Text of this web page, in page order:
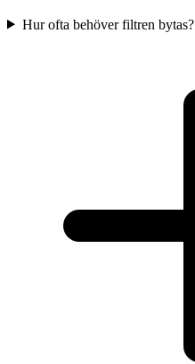
Hur ofta behöver filtren bytas?